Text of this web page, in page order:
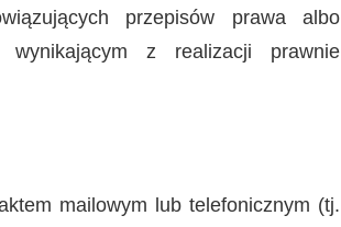
przepisów prawa albo
wynikającym z realizacji prawnie
mailowym lub telefonicznym (tj.